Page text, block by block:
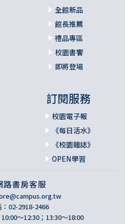
全館新品
館長推薦
禮品專區
校園書饗
即將登場
訂閱服務
校園電子報
《每日活水》
《校園雜誌》
OPEN學習
路書房客服
02-2918-2466
～12:30；13:30～18:00